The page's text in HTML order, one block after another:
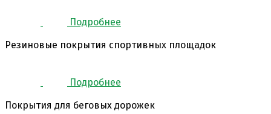
Подробнее
Резиновые покрытия спортивных площадок
Подробнее
Покрытия для беговых дорожек